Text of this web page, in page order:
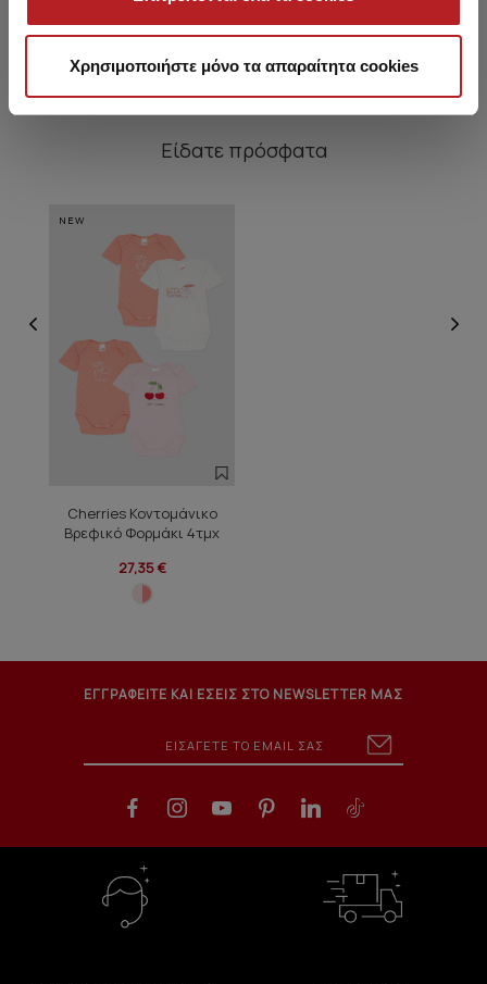
Χρησιμοποιήστε μόνο τα απαραίτητα cookies
15,10 €
11,55 €
Είδατε πρόσφατα
NEW
Cherries Κοντομάνικο
Βρεφικό Φορμάκι 4τμχ
27,35 €
ΕΓΓΡΑΦΕΙΤΕ ΚΑΙ ΕΣΕΙΣ ΣΤΟ NEWSLETTER ΜΑΣ